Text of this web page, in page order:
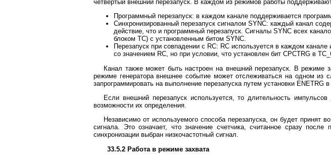
четвертый внешний перезапуск. В каждом из режимов работы
Программный перезапуск: в каждом канале поддерживается
Синхронизированный перезапуск сигналом SYNC: каждый канал
действие, что и программный перезапуск. Сигналы SYNC всех
блоком ТС) с установленным битом SYNC.
Перезапуск при совпадении с RC: RC используется в каждом
со значением RC, но при условии, что установлен бит CPCTRG в
Канал также может быть настроен на внешний перезапуск. В режиме
режиме генератора внешнее событие может отслеживаться на одном
запрограммировать на выполнение перезапуска путем установки ENETRG в
Если внешний перезапуск используется, то длительность
возможности их определения.
Независимо от используемого способа перезапуска, он будет принят
сигнала. Это означает, что значение счетчика, считанное сразу
синхронизации выбран низкочастотный сигнал.
33.5.2 Работа в режиме захвата